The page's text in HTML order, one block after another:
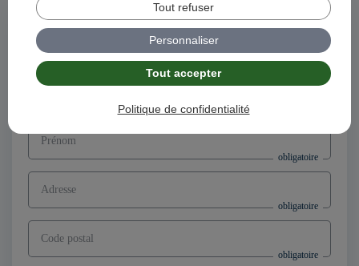
Tout accepter
Tout refuser
Personnaliser
Politique de confidentialité
Postuler à l'offre
Directeur d’agence franchisé F/H,
secteur Brest (29)
Prénom
Adresse
Code postal